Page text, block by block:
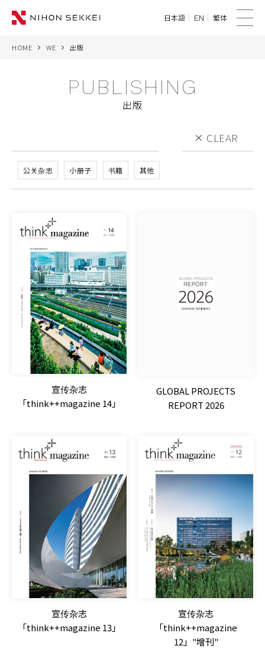
THINK
NEWS
CONTACT
遵守政策 隐私策略 使用规则
日本語 EN 繁体
HOME WE 出版
PUBLISHING
出版
CLEAR
公关杂志 小册子 书籍 其他
宣传杂志
「think++magazine 14」
GLOBAL PROJECTS
REPORT 2026
宣传杂志
「think++magazine 13」
宣传杂志
「think++magazine
12」"增刊"